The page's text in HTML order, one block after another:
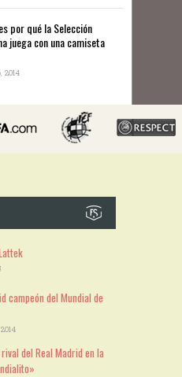
por qué la Selección
juega con una camiseta
2014
campeón del Mundial de
del Real Madrid en la